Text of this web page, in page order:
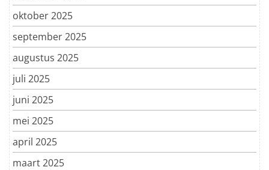
oktober 2025
september 2025
augustus 2025
juli 2025
juni 2025
mei 2025
april 2025
maart 2025